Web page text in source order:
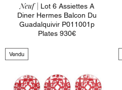
Neuf | Lot 6 Assiettes A
Diner Hermes Balcon Du
Guadalquivir P011001p
Plates 930€
Vendu